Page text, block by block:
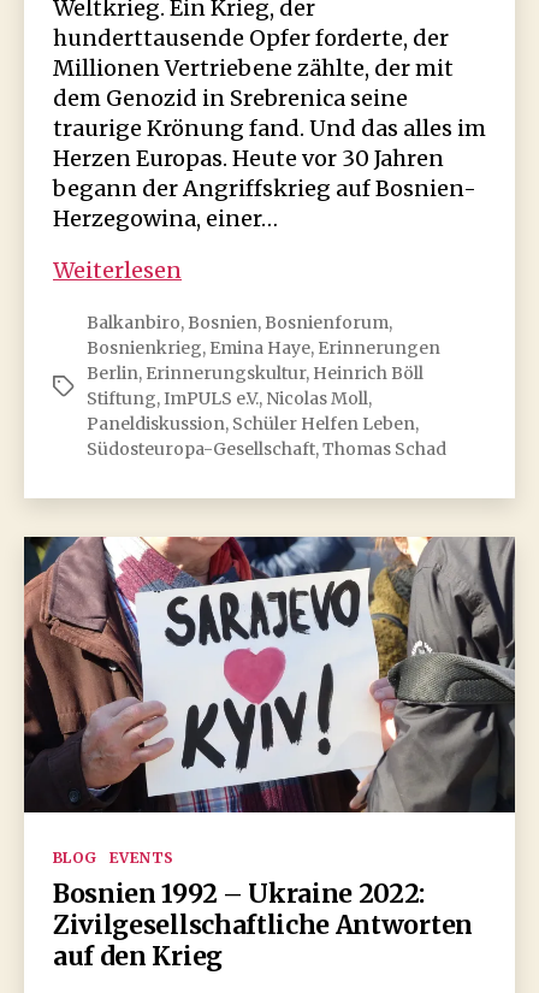
Weltkrieg. Ein Krieg, der
hunderttausende Opfer forderte, der
Millionen Vertriebene zählte, der mit
dem Genozid in Srebrenica seine
traurige Krönung fand. Und das alles im
Herzen Europas. Heute vor 30 Jahren
begann der Angriffskrieg auf Bosnien-
Herzegowina, einer…
Weiterlesen
ist
nicht
vergangen
…
Schlagwörter
Balkanbiro, Bosnien, Bosnienforum,
Bosnienkrieg, Emina Haye, Erinnerungen
Berlin, Erinnerungskultur, Heinrich Böll
Stiftung,ImPULS e.V., Nicolas Moll,
Paneldiskussion, Schüler Helfen Leben,
Südosteuropa-Gesellschaft,Thomas Schad
Kategorien
BLOG EVENTS
Bosnien 1992 – Ukraine 2022:
Zivilgesellschaftliche Antworten
auf den Krieg